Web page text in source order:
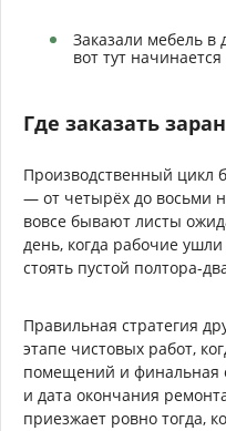
Заказали мебель
вот тут
Где заказать
Производственный цикл
— от четырёх до восьми
вовсе бывают листы
день, когда рабочие
стоять пустой полтора-
Правильная стратегия
этапе чистовых работ,
помещений и финальная
и дата окончания
приезжает ровно тогда,